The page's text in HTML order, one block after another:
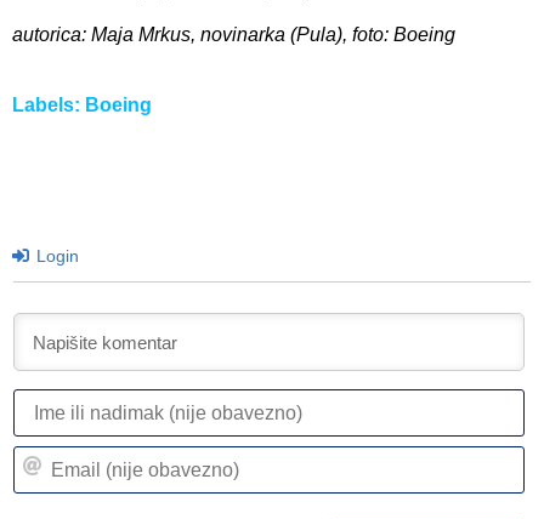
autorica: Maja Mrkus, novinarka (Pula), foto: Boeing
Labels: Boeing
Login